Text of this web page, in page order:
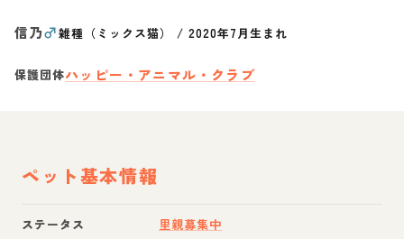
信乃♂雑種（ミックス猫） /2020年7月生まれ
保護団体ハッピー・アニマル・クラブ
ペット基本情報
ステータス 里親募集中